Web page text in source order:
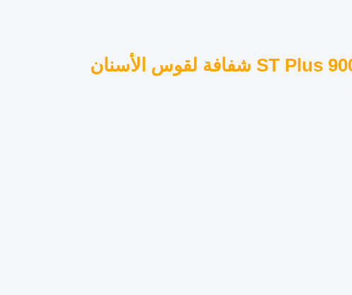
كتل الزركونيا متعددة الطبقات ST Plus 900Mpa 46% شفافة لقوس الأسنان